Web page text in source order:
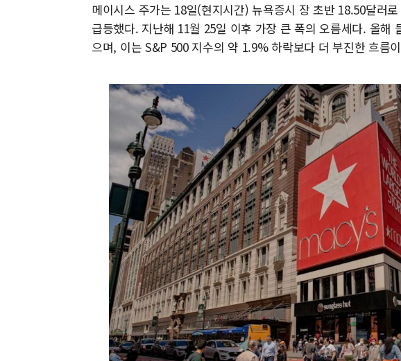
메이시스 주가는 18일(현지시간) 뉴욕증시 장 초반 18.50달러
급등했다. 지난해 11월 25일 이후 가장 큰 폭의 오름세다. 올해
으며, 이는 S&P 500 지수의 약 1.9% 하락보다 더 부진한 흐름